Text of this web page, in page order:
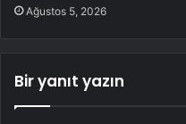
Ağustos 5, 2026
Bir yanıt yazın